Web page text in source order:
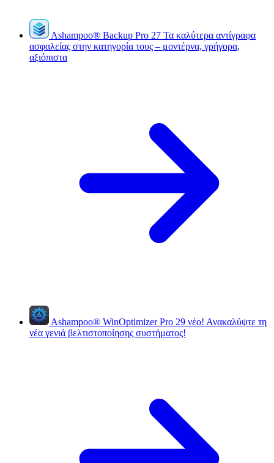
Ashampoo® Backup Pro 27 Τα καλύτερα αντίγραφα
ασφαλείας στην κατηγορία τους – μοντέρνα, γρήγορα,
αξιόπιστα
Ashampoo® WinOptimizer Pro 29 νέο! Ανακαλύψτε τη
νέα γενιά βελτιστοποίησης συστήματος!